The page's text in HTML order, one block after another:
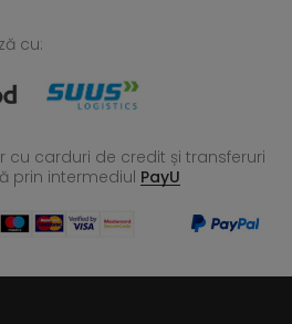
cu:
cu carduri de credit și transferuri
prin intermediul PayU